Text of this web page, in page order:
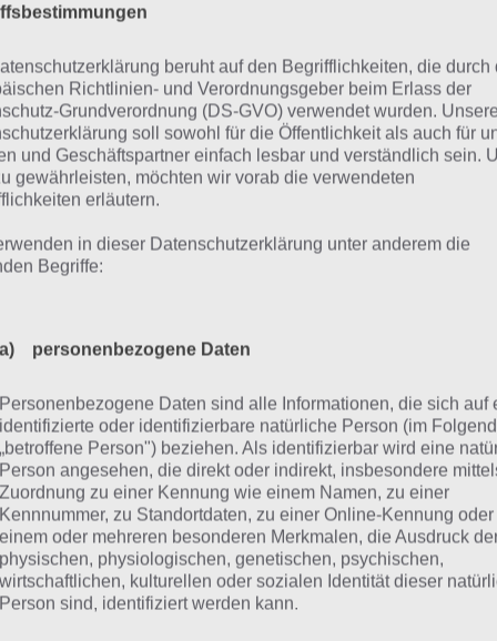
direkt ins Level integriert.
36 knifflige Level
weiter man in der App kommt, desto schwieriger
später Schalter umgelegt, feindliche Einheiten
geschützt werden. Stets muss man dazu die Waffe
um weiterzukommen. Zum Start gibt es 3
Die Level können bei Bedarf auch wiederholt
keine Rolle, auch nicht die Anzahl der Bewegungen.
die musikalische Untermalung trägt zur
von Eirik Suhrke, der bereits bei Spielen wie
Box für jene zuständig war.
Gameplay Video zu
es sich bei Gunbrick um ein kostenpflichtiges Spiel
ein deutsches Gameplay Video machen, sodass
beruht auf den Begrifflichkeiten, die durch
Richtlinien- und Verordnungsgeber beim Erlass der
Grundverordnung (DS-GVO) verwendet wurden. Unsere
soll sowohl für die Öffentlichkeit als auch für
und Geschäftspartner einfach lesbar und verständlich sein.
gewährleisten, möchten wir vorab die verwendeten
erläutern.
in dieser Datenschutzerklärung unter anderem die
Begriffe:
a) personenbezogene Daten
Personenbezogene Daten sind alle Informationen, die sich auf
identifizierte oder identifizierbare natürliche Person (im
„betroffene Person") beziehen. Als identifizierbar wird eine
Person angesehen, die direkt oder indirekt, insbesondere
Zuordnung zu einer Kennung wie einem Namen, zu einer
Kennnummer, zu Standortdaten, zu einer Online-Kennung oder
einem oder mehreren besonderen Merkmalen, die Ausdruck
physischen, physiologischen, genetischen, psychischen,
wirtschaftlichen, kulturellen oder sozialen Identität dieser
Person sind, identifiziert werden kann.